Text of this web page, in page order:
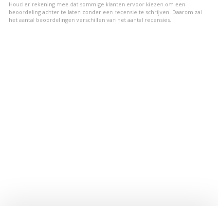
Houd er rekening mee dat sommige klanten ervoor kiezen om een
beoordeling achter te laten zonder een recensie te schrijven. Daarom zal
het aantal beoordelingen verschillen van het aantal recensies.